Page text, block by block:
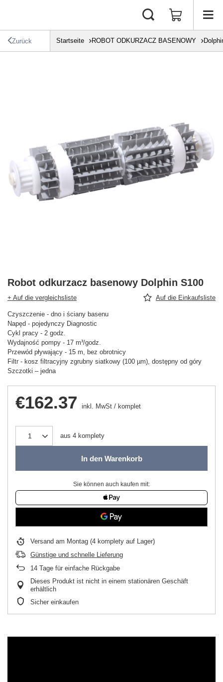
Zurück Startseite ROBOT ODKURZACZ BASENOWY
Robot odkurzacz basenowy Dolphin S100
+ Auf die vergleichsliste Auf die Einkaufsliste
Czyszczenie - dno i ściany basenu
Napęd - pojedynczy Diagnostic
Cykl pracy - 2 godz.
Wydajność pompy - 17 m³/godz.
Przewód pływający - 15 m, bez obrotnicy
Filtr - kosz filtracyjny zgrubny siatkowy (100 µm), dostępny od góry
Szczotki – jedna
€162.37 inkl. MwSt / komplet
aus 4 komplety
In den Warenkorb
Sie können auch kaufen mit:
Versand am Montag (4 komplety auf Lager)
Günstige und schnelle Lieferung
14 Tage für einfache Rückgabe
Dieses Produkt ist nicht in einem stationären Geschäft
erhältlich
Sicher einkaufen